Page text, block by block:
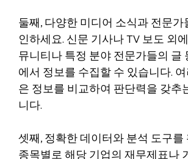
둘째, 다양한 미디어 소식과 전문
인하세요. 신문 기사나 TV 보도 외
뮤니티나 특정 분야 전문가들의 글
에서 정보를 수집할 수 있습니다.
은 정보를 비교하여 판단력을 갖추
니다.
셋째, 정확한 데이터와 분석 도구를
종목별로 해당 기업의 재무제표나